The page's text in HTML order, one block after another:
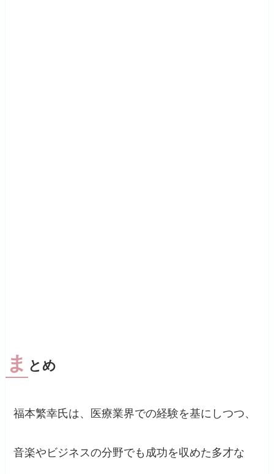
ま とめ
福本繁幸氏は、医療業界での経験を基にしつつ、
音楽やビジネスの分野でも成功を収めた多才な